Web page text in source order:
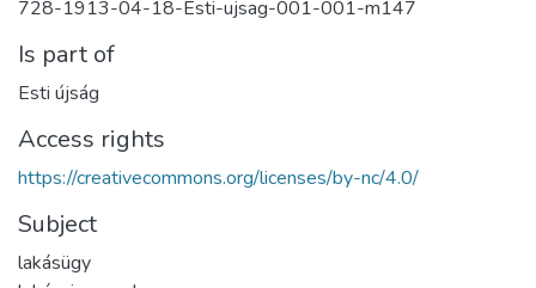
728-1913-04-18-Esti-ujsag-001-001-m147
Is part of
Esti újság
Access rights
https://creativecommons.org/licenses/by-nc/4.0/
Subject
lakásügy